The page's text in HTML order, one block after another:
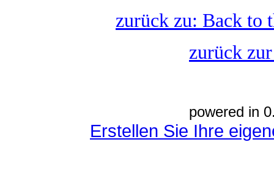
zurück zu: Back to
zurück
powered in
Erstellen Sie Ihre